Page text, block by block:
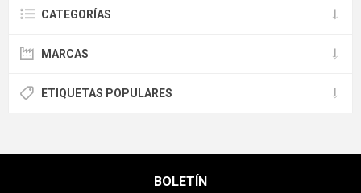
CATEGORÍAS
MARCAS
ETIQUETAS POPULARES
BOLETÍN